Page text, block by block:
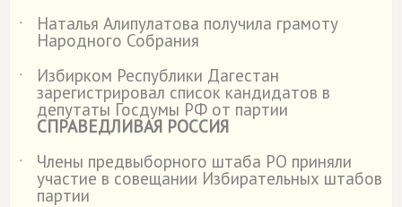
˙
Наталья Алипулатова получила грамоту
Народного Собрания
˙
Избирком Республики Дагестан
зарегистрировал список кандидатов в
депутаты Госдумы РФ от партии
СПРАВЕДЛИВАЯ РОССИЯ
˙
Члены предвыборного штаба РО приняли
участие в совещании Избирательных штабов
партии